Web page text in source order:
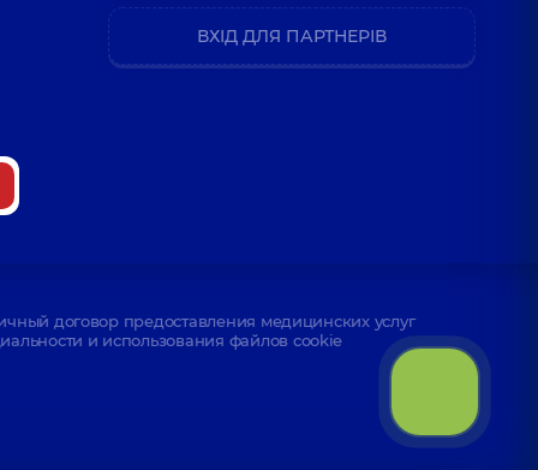
ВХІД ДЛЯ ПАРТНЕРІВ
договор предоставления медицинских услуг
и использования файлов cookie